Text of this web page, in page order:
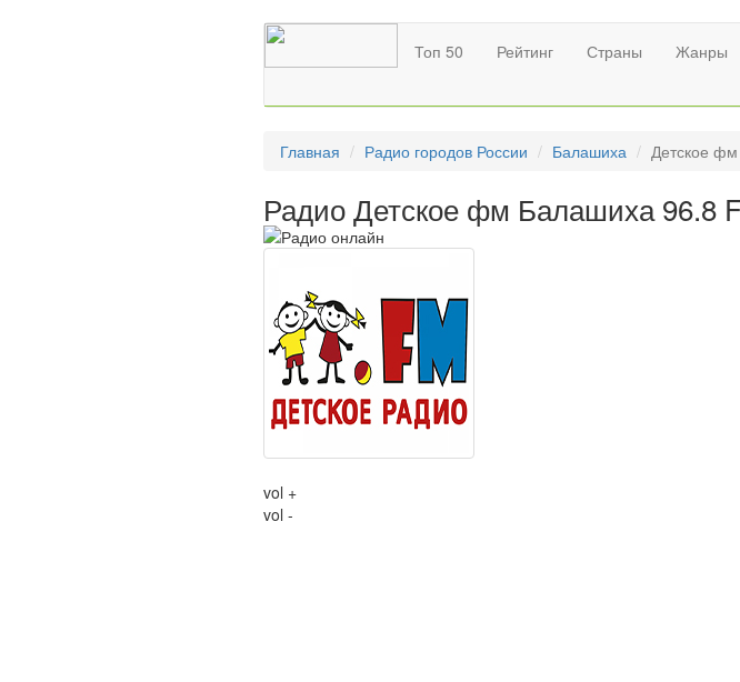
Топ 50 Рейтинг Страны Жанры
Главная Радио городов России Балашиха Детское
Радио Детское фм Балашиха 96.8
vol +
vol -